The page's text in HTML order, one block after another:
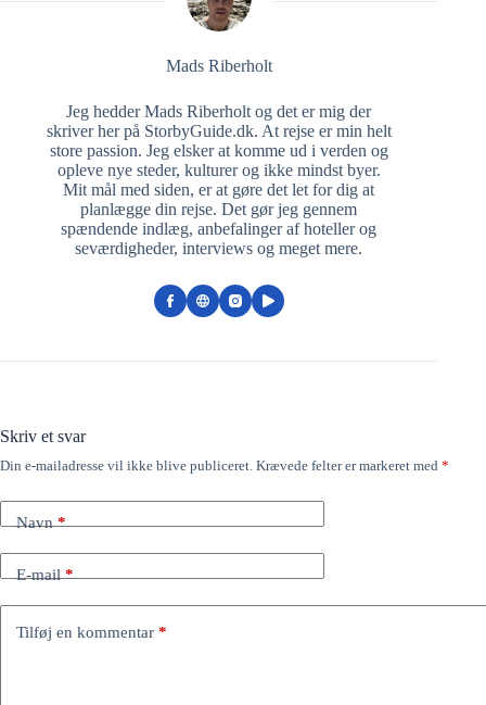
Mads Riberholt
Jeg hedder Mads Riberholt og det er mig der
skriver her på StorbyGuide.dk. At rejse er min helt
store passion. Jeg elsker at komme ud i verden og
opleve nye steder, kulturer og ikke mindst byer.
Mit mål med siden, er at gøre det let for dig at
planlægge din rejse. Det gør jeg gennem
spændende indlæg, anbefalinger af hoteller og
seværdigheder, interviews og meget mere.
Skriv et svar
Din e-mailadresse vil ikke blive publiceret. Krævede felter er markeret med *
Navn*
E-mail*
Tilføj en kommentar *